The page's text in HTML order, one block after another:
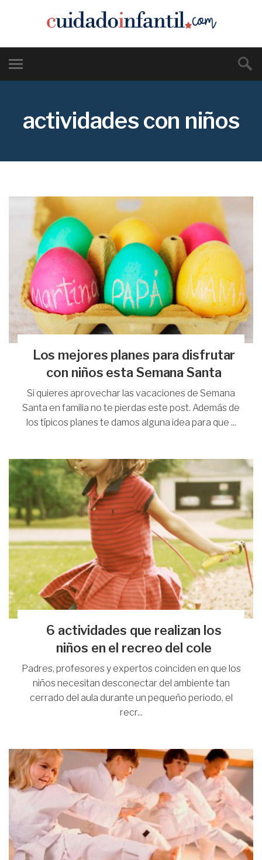
actividades con niños
Los mejores planes para disfrutar
con niños esta Semana Santa
Si quieres aprovechar las vacaciones de Semana
Santa en familia no te pierdas este post. Además de
los típicos planes te damos alguna idea para que ...
6 actividades que realizan los
niños en el recreo del cole
Padres, profesores y expertos coinciden en que los
niños necesitan desconectar del ambiente tan
cerrado del aula durante un pequeño periodo, el
recr...